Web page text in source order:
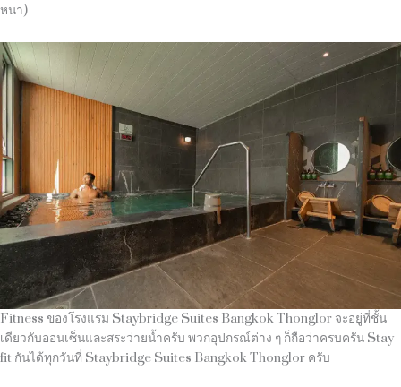
หนา)
Fitness ของโรงแรม Staybridge Suites Bangkok Thonglor จะอยู่ที่ชั้น
เดียวกับออนเซ็นและสระว่ายน้ำครับ พวกอุปกรณ์ต่าง ๆ ก็ถือว่าครบครัน Stay
fit กันได้ทุกวันที่ Staybridge Suites Bangkok Thonglor ครับ